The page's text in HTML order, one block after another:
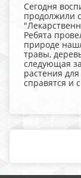
Сегодня
продолжили
Ребята
природе
травы,
следующая
растения
справятся и